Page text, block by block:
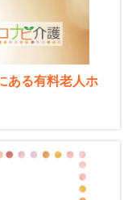
ある有料老人ホ